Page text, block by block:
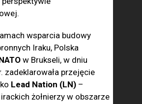
wsparcia budowy
Iraku, Polska
w Brukseli, w dniu
zadeklarowała przejęcie
Lead Nation (LN) –
żołnierzy w obszarze